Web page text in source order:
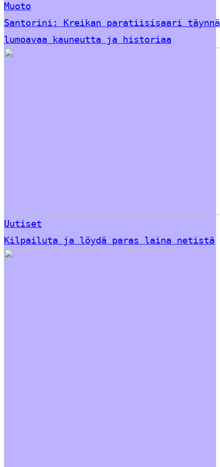
Muoto
Santorini: Kreikan paratiisisaari täynnä
lumoavaa kauneutta ja historiaa
Uutiset
Kilpailuta ja löydä paras laina netistä